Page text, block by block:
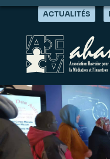
ACTUALITÉS